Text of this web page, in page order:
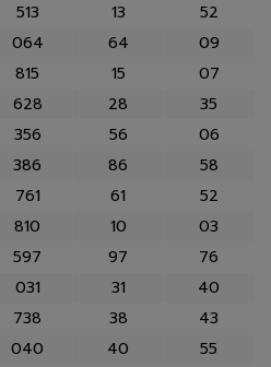
513 13
52
064 64
09
815 15
07
628 28
35
356 56
06
386 86
58
761 61
52
810 10
03
597 97
76
031 31
40
738 38
43
040 40
55